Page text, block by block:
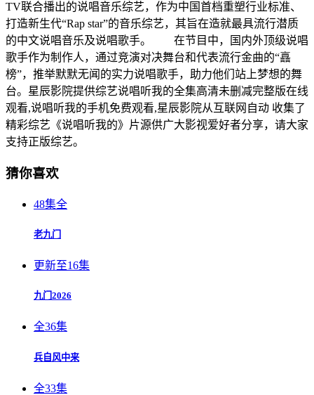
TV联合播出的说唱音乐综艺，作为中国首档重塑行业标准、
打造新生代“Rap star”的音乐综艺，其旨在造就最具流行潜质
的中文说唱音乐及说唱歌手。 在节目中，国内外顶级说唱
歌手作为制作人，通过竞演对决舞台和代表流行金曲的“譶
榜”，推举默默无闻的实力说唱歌手，助力他们站上梦想的舞
台。星辰影院提供综艺说唱听我的全集高清未删减完整版在线
观看,说唱听我的手机免费观看,星辰影院从互联网自动 收集了
精彩综艺《说唱听我的》片源供广大影视爱好者分享，请大家
支持正版综艺。
猜你喜欢
48集全
老九门
更新至16集
九门2026
全36集
兵自风中来
全33集